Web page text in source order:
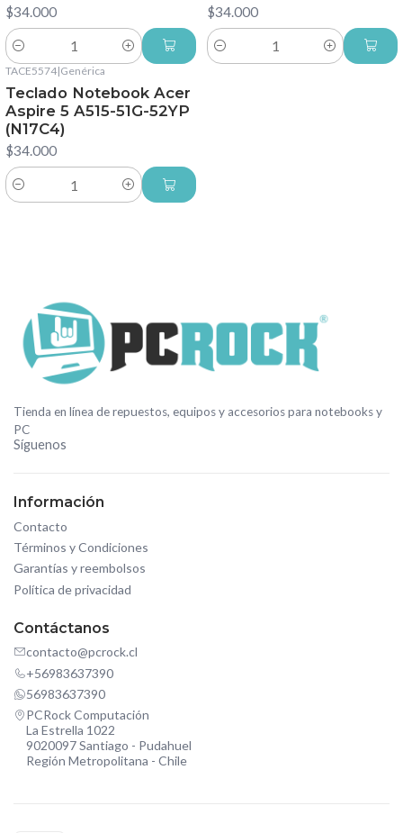
$34.000
Cantidad
$34.000
Cantidad
TACE5574|Genérica
Teclado Notebook Acer
Aspire 5 A515-51G-52YP
(N17C4)
$34.000
Cantidad
Tienda en línea de repuestos, equipos y accesorios para notebooks y
PC
Síguenos
Información
Contacto
Términos y Condiciones
Garantías y reembolsos
Política de privacidad
Contáctanos
contacto@pcrock.cl
+56983637390
56983637390
PCRock Computación
La Estrella 1022
9020097 Santiago - Pudahuel
Región Metropolitana - Chile